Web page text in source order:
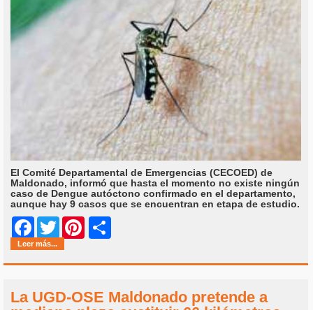
El Comité Departamental de Emergencias (CECOED) de
Maldonado, informó que hasta el momento no existe ningún
caso de Dengue autóctono confirmado en el departamento,
aunque hay 9 casos que se encuentran en etapa de estudio.
Facebook
Twitter Pinterest
Leer más...
La UGD-OSE Maldonado pretende a